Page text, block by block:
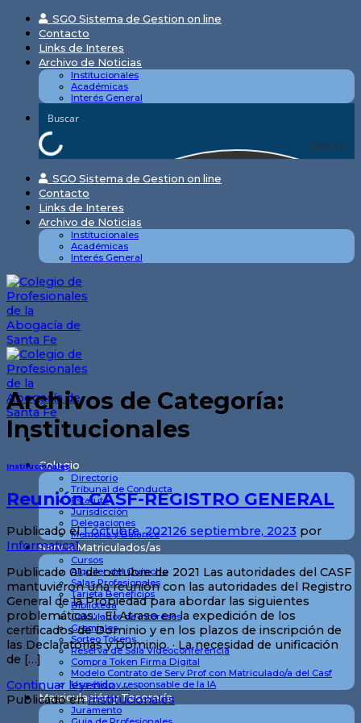
Skip
content
SGO Sistema de Gestion on line
Contacto
Links de Interes
Archivo de Noticias
Institucionales
Académicas
Interés General
Search
SGO Sistema de Gestion on line
Contacto
Links de Interes
Archivo de Noticias
Institucionales
Académicas
Interés General
Colegio
Directorio
Tribunal de Conducta
Estatuto
Jurisdicción
Delegaciones
Memoria y Balance
Serv. a Matriculados/as
Cursos
Alquiler del Quincho
Salas Profesionales
Tarjeta Beneficios
Biblioteca
Calculador de intereses
Gremiales
Sorteo Tokens
Reserva de Sala Videoconferencia
Compra Token Firma Digital
Modelo Contrato de Serv Prof con Matriculado/a del Casf
Uso ético y responsable de la IA
Matriculación y Tesorería
Juramento
Archivos de Categoría:
Institucionales
Institucionales
Reunión CASF-REGISTRO GENERAL
Publicado el1 octubre, 202126 septiembre, 2023 por
Informatica1
Publicado 01 de octubre de 2021 Las autoridades del CASF
mantuvieron una reunión con las autoridades del Registro
General de la Propiedad para abordar las siguientes
problemáticas: · El Atraso en la expedición de los
certificados de Dominio y en los plazos de inscripción de
las Declaratorias y Dominio. · La necesidad de unificación
de […]
Continuar leyendo→
Publicado enInstitucionales